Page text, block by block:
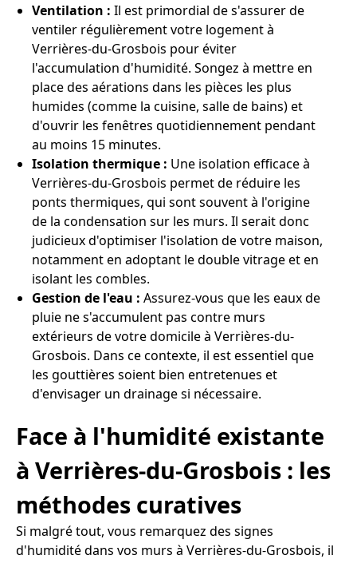
Ventilation : Il est primordial de s'assurer de
ventiler régulièrement votre logement à
Verrières-du-Grosbois pour éviter
l'accumulation d'humidité. Songez à mettre en
place des aérations dans les pièces les plus
humides (comme la cuisine, salle de bains) et
d'ouvrir les fenêtres quotidiennement pendant
au moins 15 minutes.
Isolation thermique : Une isolation efficace à
Verrières-du-Grosbois permet de réduire les
ponts thermiques, qui sont souvent à l'origine
de la condensation sur les murs. Il serait donc
judicieux d'optimiser l'isolation de votre maison,
notamment en adoptant le double vitrage et en
isolant les combles.
Gestion de l'eau : Assurez-vous que les eaux de
pluie ne s'accumulent pas contre murs
extérieurs de votre domicile à Verrières-du-
Grosbois. Dans ce contexte, il est essentiel que
les gouttières soient bien entretenues et
d'envisager un drainage si nécessaire.
Face à l'humidité existante
à Verrières-du-Grosbois : les
méthodes curatives
Si malgré tout, vous remarquez des signes
d'humidité dans vos murs à Verrières-du-Grosbois, il